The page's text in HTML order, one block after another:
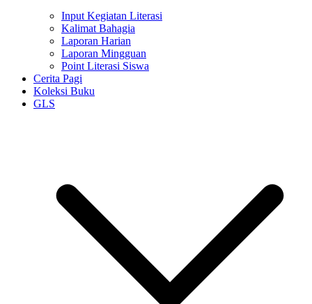
Input Kegiatan Literasi
Kalimat Bahagia
Laporan Harian
Laporan Mingguan
Point Literasi Siswa
Cerita Pagi
Koleksi Buku
GLS